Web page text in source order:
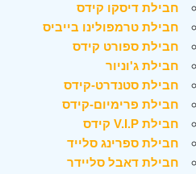
חבילת דיסקו קידס
חבילת טרמפולינו בייביס
חבילת ספורט קידס
חבילת ג'וניור
חבילת סטנדרט-קידס
חבילת פרימיום-קידס
חבילת V.I.P קידס
חבילת ספרינג סלייד
חבילת דאבל סליידר